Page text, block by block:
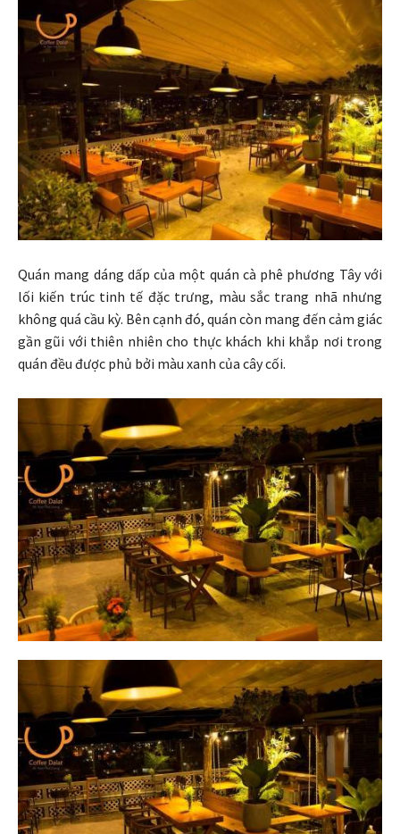
Quán mang dáng dấp của một quán cà phê phương Tây với
lối kiến trúc tinh tế đặc trưng, màu sắc trang nhã nhưng
không quá cầu kỳ. Bên cạnh đó, quán còn mang đến cảm giác
gần gũi với thiên nhiên cho thực khách khi khắp nơi trong
quán đều được phủ bởi màu xanh của cây cối.